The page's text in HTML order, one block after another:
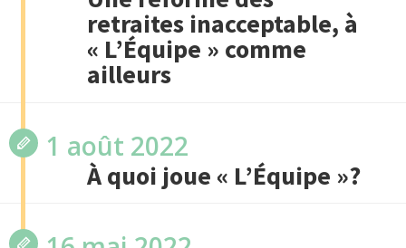
retraites inacceptable, à
« L’Équipe » comme
ailleurs
1 août 2022
À quoi joue « L’Équipe »?